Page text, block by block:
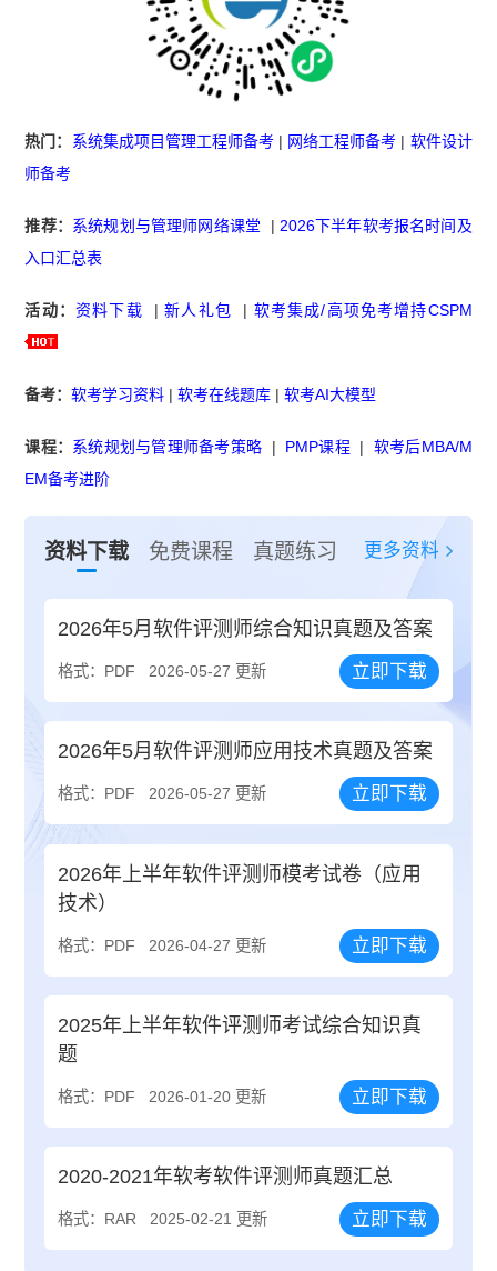
热门： 系统集成项目管理工程师备考 | 网络工程师备考 | 软件设计
师备考
推荐： 系统规划与管理师网络课堂 | 2026下半年软考报名时间及
入口汇总表
活动： 资料下载 |新人礼包 | 软考集成/高项免考增持CSPM
备考：软考学习资料 |软考在线题库 |软考AI大模型
课程： 系统规划与管理师备考策略 | PMP课程| 软考后MBA/M
EM备考进阶
资料下载 免费课程 真题练习 更多资料
2026年5月软件评测师综合知识真题及答案
格式：PDF 2026-05-27 更新 立即下载
2026年5月软件评测师应用技术真题及答案
格式：PDF 2026-05-27 更新 立即下载
2026年上半年软件评测师模考试卷（应用
技术）
格式：PDF 2026-04-27 更新 立即下载
2025年上半年软件评测师考试综合知识真
题
格式：PDF 2026-01-20 更新 立即下载
2020-2021年软考软件评测师真题汇总
格式：RAR 2025-02-21 更新 立即下载